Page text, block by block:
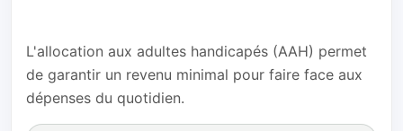
L'allocation aux adultes handicapés (AAH) permet
de garantir un revenu minimal pour faire face aux
dépenses du quotidien.